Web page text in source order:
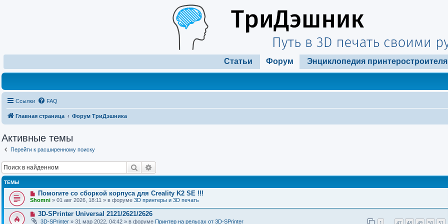
Статьи Форум Энциклопедия принтеростроителя
Ссылки FAQ
Главная страница Форум ТриДэшника
Активные темы
Перейти к расширенному поиску
Поиск
ТЕМЫ
Н
о
в
о
е
с
Помогите со сборкой корпуса для Creality K2 SE !!!
Shomni » 01 авг 2026, 18:11 » в форуме 3D принтеры и 3D печать
Н3D-SPrinter Universal 2121/2621/2626
3D-SPrinter » 31 мар 2022, 04:42 » в форуме Принтер на рельсах от 3D-SPrinter